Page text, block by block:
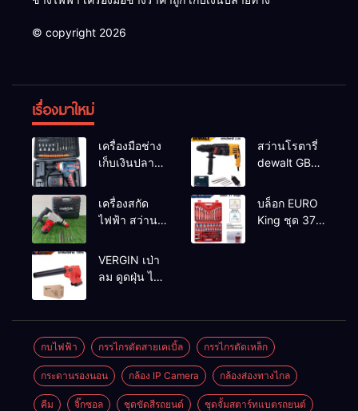
© copyright 2026
เรื่องมาใหม่
เครื่องมือช่าง
เก็บเงินปลาย
สว่านโรตารี่
dewalt GBH
2-26 DFR ทุ่น
ทองแดงแท้
100%
เครื่องสกัด
ไฟฟ้า สว่าน
MAKTEC รุ่น MT2926A
บล็อก EURO
King ชุด 37
VERGIN เป่า
ลม ดูดฝุ่น ไร้
กบไฟฟ้า กรรไกรตัดสายเคเบิ้ล กรรไกรตัดเหล็ก
กระดานรองนอน กล้อง IP Camera กล้องส่องทางไกล
คีม จิ๊กซอล ชุดขัดสีรถยนต์​ ชุดจั้มสตาร์ทแบตรถยนต์